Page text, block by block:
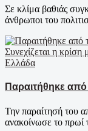
Σε κλίμα βαθιάς
άνθρωποι του
Ελλάδα
Παραιτήθηκε
Την παραίτησή του
ανακοίνωσε το πρωί